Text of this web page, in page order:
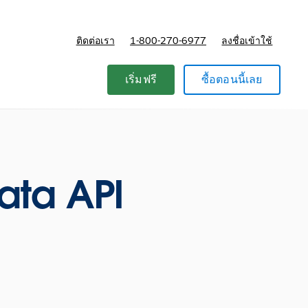
ติดต่อเรา 1-800-270-6977 ลงชื่อเข้าใช้
เริ่มฟรี ซื้อตอนนี้เลย
API